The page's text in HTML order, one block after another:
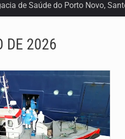
de Saúde do Porto Novo,
agrícola arrancou de forma
esta segunda-feira a formação
de Cabo Verde passa a
DE 2026